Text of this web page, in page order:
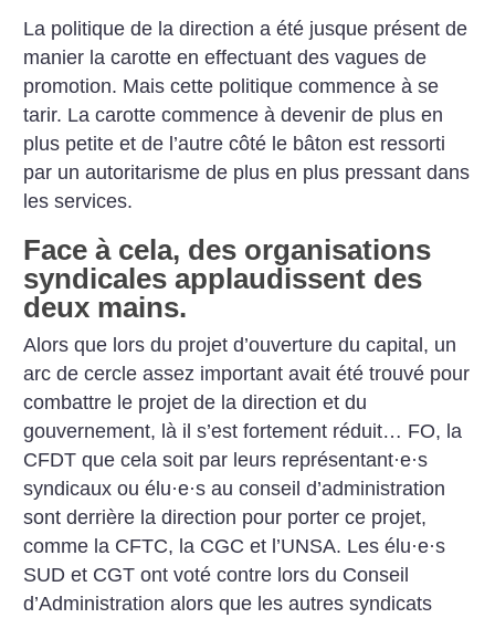
La politique de la direction a été jusque présentde
manier la carotte en effectuant des vagues de
promotion. Mais cette politique commence à se
tarir. La carotte commence à devenir de plus en
plus petite et de l’autre côté le bâton est ressorti
par un autoritarisme de plus en plus pressant dans
les services.
Face à cela, des organisations
syndicales applaudissent des
deux mains.
Alors que lors du projet d’ouverture du capital, un
arc de cercle assez important avait été trouvé pour
combattre le projet de la direction et du
gouvernement, là il s’est fortement réduit… FO, la
CFDT que cela soit par leurs représentant·e·s
syndicaux ou élu·e·s au conseil d’administration
sont derrière la direction pour porter ce projet,
comme la CFTC, la CGC et l’UNSA. Les élu·e·s
SUD et CGT ont voté contre lors du Conseil
d’Administration alors que les autres syndicats